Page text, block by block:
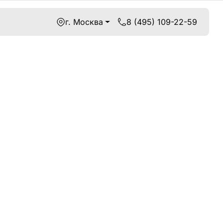
г. Москва 8 (495) 109-22-59